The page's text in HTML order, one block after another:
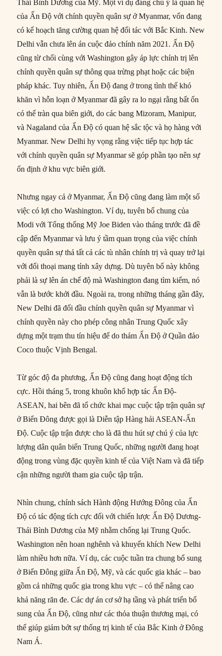
Thái Bình Dương của Mỹ. Một ví dụ đáng chú ý là quan hệ
của Ấn Độ với chính quyền quân sự ở Myanmar, vốn đang
có kế hoạch tăng cường quan hệ đối tác với Bắc Kinh. New
Delhi vẫn chưa lên án cuộc đảo chính năm 2021. Ấn Độ
cũng từ chối cùng với Washington gây áp lực chính trị lên
chính quyền quân sự thông qua trừng phạt hoặc các biện
pháp khác. Tuy nhiên, Ấn Độ đang ở trong tình thế khó
khăn vì hỗn loạn ở Myanmar đã gây ra lo ngại rằng bất ổn
có thể tràn qua biên giới, do các bang Mizoram, Manipur,
và Nagaland của Ấn Độ có quan hệ sắc tộc và họ hàng với
Myanmar. New Delhi hy vọng rằng việc tiếp tục hợp tác
với chính quyền quân sự Myanmar sẽ góp phần tạo nên sự
ổn định ở khu vực biên giới.
Nhưng ngay cả ở Myanmar, Ấn Độ cũng đang làm một số
việc có lợi cho Washington. Ví dụ, tuyên bố chung của
Modi với Tổng thống Mỹ Joe Biden vào tháng trước đã đề
cập đến Myanmar và lưu ý tầm quan trọng của việc chính
quyền quân sự thả tất cả các tù nhân chính trị và quay trở lại
với đối thoại mang tính xây dựng. Dù tuyên bố này không
phải là sự lên án chế độ mà Washington đang tìm kiếm, nó
vẫn là bước khởi đầu. Ngoài ra, trong những tháng gần đây,
New Delhi đã đối đầu chính quyền quân sự Myanmar vì
chính quyền này cho phép công nhân Trung Quốc xây
dựng một trạm thu tín hiệu để do thám Ấn Độ ở Quần đảo
Coco thuộc Vịnh Bengal.
Từ góc độ đa phương, Ấn Độ cũng đang hoạt động tích
cực. Hồi tháng 5, trong khuôn khổ hợp tác Ấn Độ-
ASEAN, hai bên đã tổ chức khai mạc cuộc tập trận quân sự
ở Biển Đông được gọi là Diễn tập Hàng hải ASEAN-Ấn
Độ. Cuộc tập trận được cho là đã thu hút sự chú ý của lực
lượng dân quân biển Trung Quốc, những người đang hoạt
động trong vùng đặc quyền kinh tế của Việt Nam và đã tiếp
cận những người tham gia cuộc tập trận.
Nhìn chung, chính sách Hành động Hướng Đông của Ấn
Độ có tác động tích cực đối với chiến lược Ấn Độ Dương-
Thái Bình Dương của Mỹ nhằm chống lại Trung Quốc.
Washington nên hoan nghênh và khuyến khích New Delhi
làm nhiều hơn nữa. Ví dụ, các cuộc tuần tra chung bổ sung
ở Biển Đông giữa Ấn Độ, Mỹ, và các quốc gia khác – bao
gồm cả những quốc gia trong khu vực – có thể nâng cao
khả năng răn đe. Các dự án cơ sở hạ tầng và phát triển bổ
sung của Ấn Độ, cũng như các thỏa thuận thương mại, có
thể giúp giảm bớt sự thống trị kinh tế của Bắc Kinh ở Đông
Nam Á.